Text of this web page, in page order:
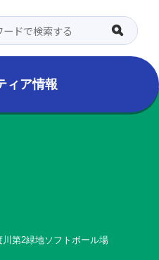
ィア情報
川第2緑地ソフトボール場